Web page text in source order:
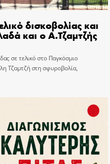
δισκοβολίας και
και ο Α.Τζαμτζής
σε τελικό στο Παγκόσμιο
Τζαμτζή στη σφυροβολία,